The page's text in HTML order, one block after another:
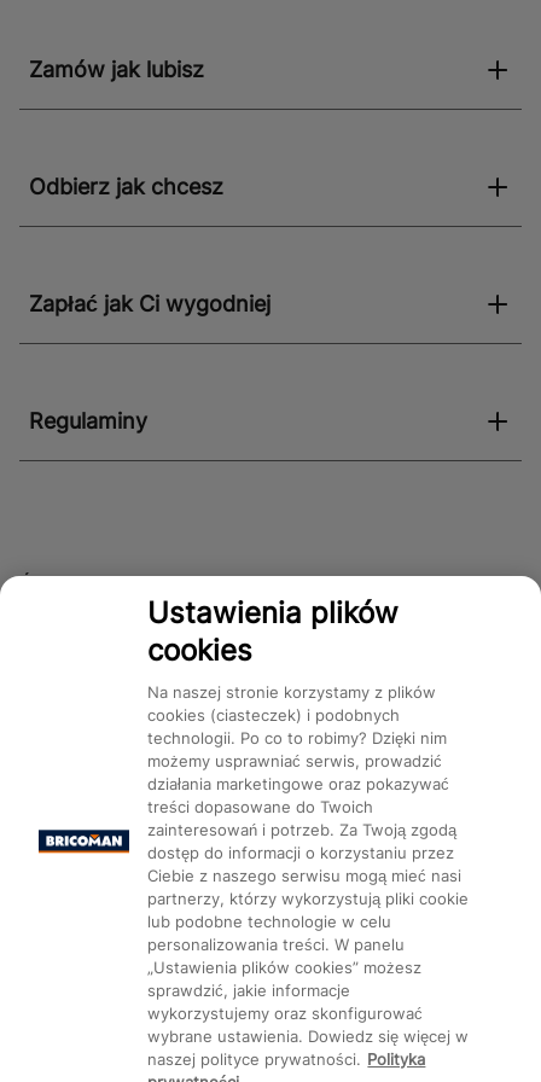
Zamów jak lubisz
Odbierz jak chcesz
Zapłać jak Ci wygodniej
Regulaminy
Śledź nas!
Mapa Strony: Kategorie Produkty Marki CMS
Ustawienia plików cookie
Ustawienia plików
cookies
Na naszej stronie korzystamy z plików
cookies (ciasteczek) i podobnych
technologii. Po co to robimy? Dzięki nim
możemy usprawniać serwis, prowadzić
działania marketingowe oraz pokazywać
treści dopasowane do Twoich
zainteresowań i potrzeb. Za Twoją zgodą
dostęp do informacji o korzystaniu przez
Ciebie z naszego serwisu mogą mieć nasi
partnerzy, którzy wykorzystują pliki cookie
lub podobne technologie w celu
personalizowania treści. W panelu
„Ustawienia plików cookies” możesz
sprawdzić, jakie informacje
wykorzystujemy oraz skonfigurować
wybrane ustawienia. Dowiedz się więcej w
naszej polityce prywatności. Polityka